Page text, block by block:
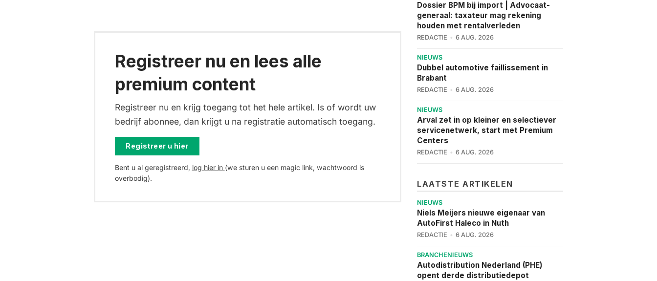
Registreer nu en lees alle
premium content
Registreer nu en krijg toegang tot het hele artikel. Is of wordt uw
bedrijf abonnee, dan krijgt u na registratie automatisch toegang.
Registreer u hier
Bent u al geregistreerd, log hier in (we sturen u een magic link, wachtwoord is
overbodig).
Dossier BPM bij import | Advocaat-
generaal: taxateur mag rekening
houden met rentalverleden
REDACTIE 6 AUG. 2026
NIEUWS
Dubbel automotive faillissement in
Brabant
REDACTIE 6 AUG. 2026
NIEUWS
Arval zet in op kleiner en selectiever
servicenetwerk, start met Premium
Centers
REDACTIE 6 AUG. 2026
LAATSTE ARTIKELEN
NIEUWS
Niels Meijers nieuwe eigenaar van
AutoFirst Haleco in Nuth
REDACTIE 6 AUG. 2026
BRANCHENIEUWS
Autodistribution Nederland (PHE)
opent derde distributiedepot